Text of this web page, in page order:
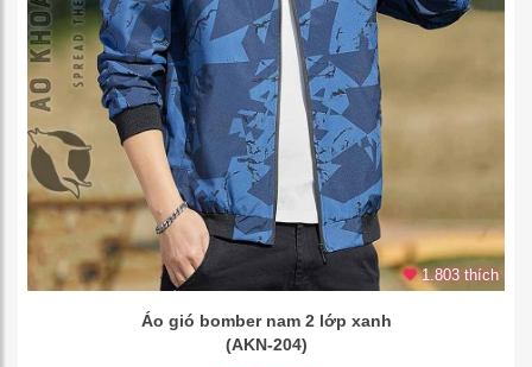
1.803 thích
Áo gió bomber nam 2 lớp xanh
(AKN-204)